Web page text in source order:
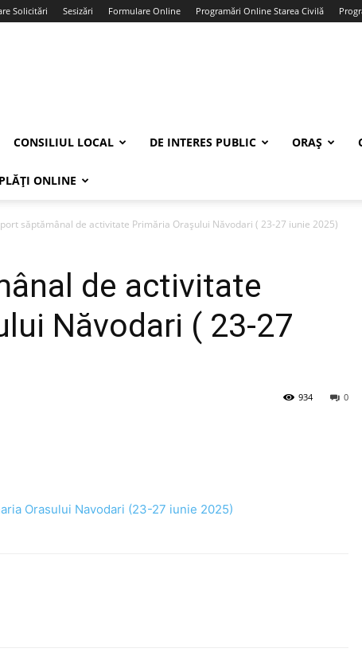
Solicitări Sesizări Formulare Online Programări Online Starea Civilă
CONSILIUL LOCAL DE INTERES PUBLIC ORAȘ
PLĂȚI ONLINE
săptămânal de activitate Primăria Orașului Năvodari ( 23-27 iunie 2025)
de activitate
Năvodari ( 23-27
0
934
Orasului Navodari (23-27 iunie 2025)